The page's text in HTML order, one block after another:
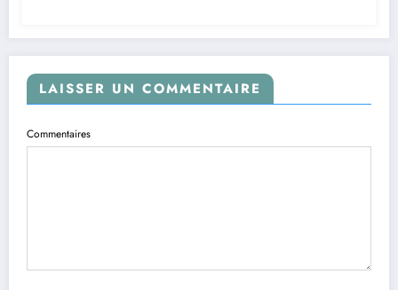
LAISSER UN COMMENTAIRE
Commentaires